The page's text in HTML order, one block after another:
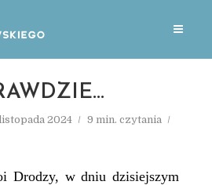
2024
9 min. czytania
Drodzy, w dniu dzisiejszym